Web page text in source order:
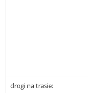
drogi na trasie: